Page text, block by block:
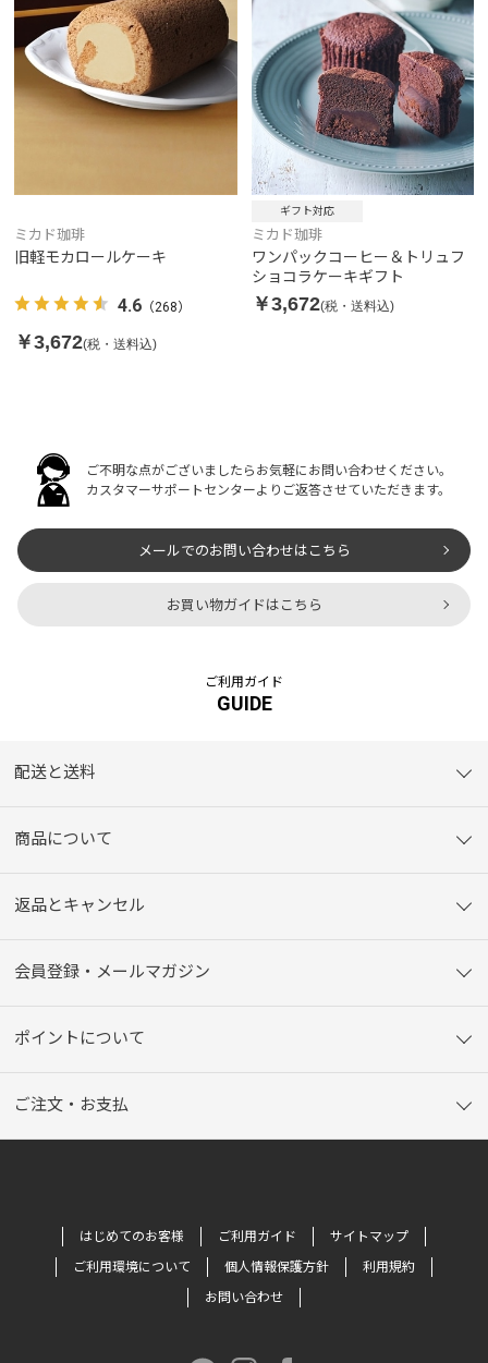
ミカド珈琲
旧軽モカロールケーキ
4.6 （268）
￥3,672(税・送料込)
ギフト対応
ミカド珈琲
ワンパックコーヒー＆トリュフ
ショコラケーキギフト
￥3,672(税・送料込)
ご不明な点がございましたらお気軽にお問い合わせください。
カスタマーサポートセンターよりご返答させていただきます。
メールでのお問い合わせはこちら
お買い物ガイドはこちら
ご利用ガイド
GUIDE
配送と送料
商品について
返品とキャンセル
会員登録・メールマガジン
ポイントについて
ご注文・お支払
はじめてのお客様 ご利用ガイド
サイトマップ
ご利用環境について
個人情報保護方針
利用規約
お問い合わせ